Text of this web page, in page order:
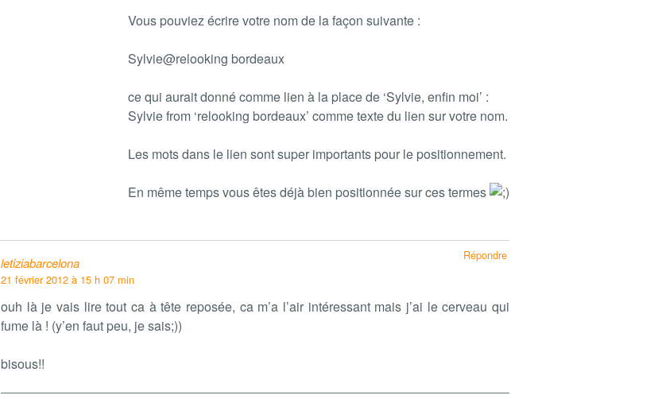
Vous pouviez écrire votre nom de la façon suivante :
Sylvie@relooking bordeaux
ce qui aurait donné comme lien à la place de ‘Sylvie, enfin moi’ :
Sylvie from ‘relooking bordeaux’ comme texte du lien sur votre nom.
Les mots dans le lien sont super importants pour le positionnement.
En même temps vous êtes déjà bien positionnée sur ces termes
letiziabarcelona
21 février 2012 à 15 h 07 min
ouh là je vais lire tout ca à tête reposée, ca m’a l’air intéressant mais j’ai le cerveau qui
fume là ! (y’en faut peu, je sais;))
bisous!!
Répondre